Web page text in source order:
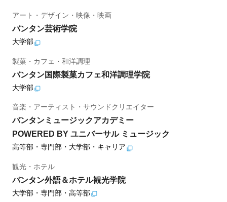
アート・デザイン・映像・映画
バンタン芸術学院
大学部
製菓・カフェ・和洋調理
バンタン国際製菓カフェ和洋調理学院
大学部
音楽・アーティスト・サウンドクリエイター
バンタンミュージックアカデミー
POWERED BY ユニバーサル ミュージック
高等部・専門部・大学部・キャリア
観光・ホテル
バンタン外語＆ホテル観光学院
大学部・専門部・高等部